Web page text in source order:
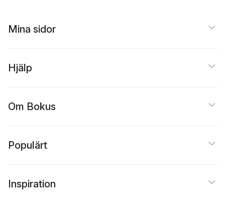
Mina sidor
Hjälp
Om Bokus
Populärt
Inspiration